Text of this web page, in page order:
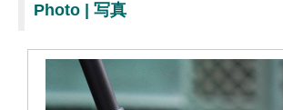
Photo | 写真